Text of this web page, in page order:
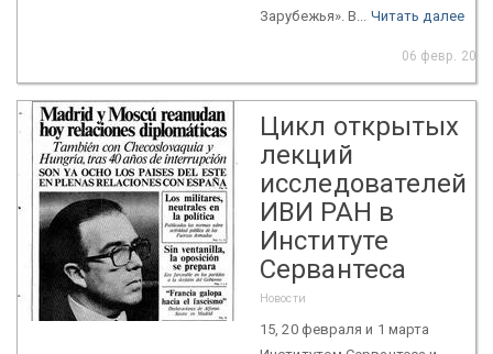
Зарубежья». В... Читать далее
06 февр. 2017
Цикл открытых
лекций
исследователей
ИВИ РАН в
Институте
Сервантеса
Новости
15, 20 февраля и 1 марта